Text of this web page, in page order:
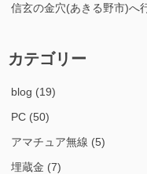
信玄の金穴(あきる野市)へ
カテゴリー
blog (19)
PC (50)
アマチュア無線 (5)
埋蔵金 (7)